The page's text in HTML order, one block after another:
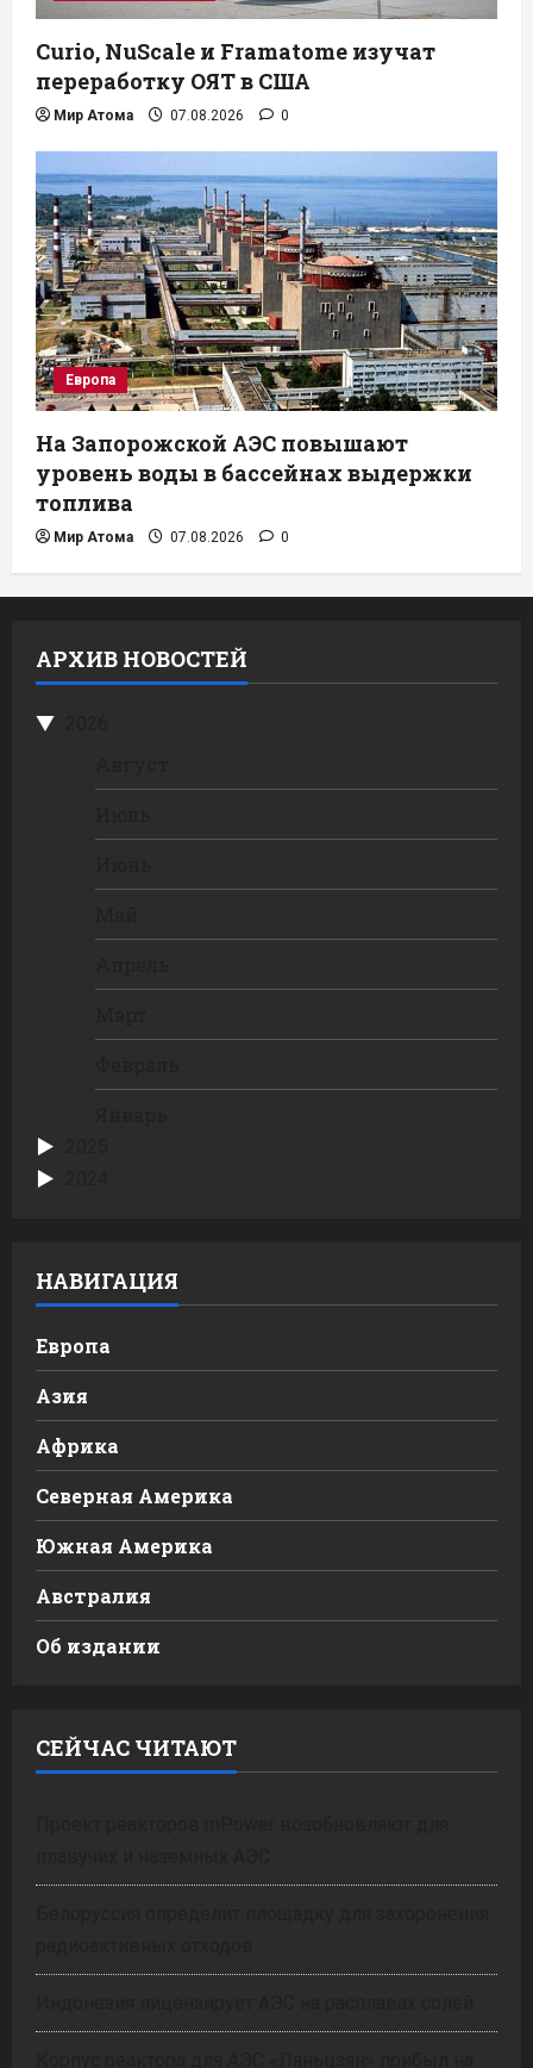
Curio, NuScale и Framatome изучат
переработку ОЯТ в США
Мир Атома 07.08.2026 0
Европа
На Запорожской АЭС повышают
уровень воды в бассейнах выдержки
топлива
Мир Атома 07.08.2026 0
АРХИВ НОВОСТЕЙ
НАВИГАЦИЯ
Европа
Азия
Африка
Северная Америка
Южная Америка
Австралия
Об издании
СЕЙЧАС ЧИТАЮТ